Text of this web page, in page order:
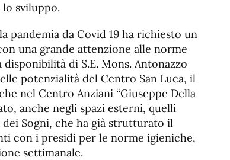
sviluppo.
pandemia da Covid 19 ha richiesto un
una grande attenzione alle norme
di S.E. Mons. Antonazzo
potenzialità del Centro San Luca, il
nel Centro Anziani “Giuseppe Della
anche negli spazi esterni, quelli
Sogni, che ha già strutturato il
con i presidi per le norme igieniche,
settimanale.